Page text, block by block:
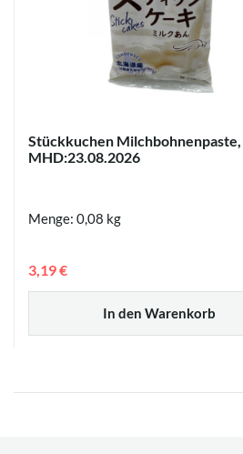
Stückkuchen Milchbohnenpaste,
MHD:23.08.2026
Menge: 0,08 kg
In den Warenkorb
3,19 €